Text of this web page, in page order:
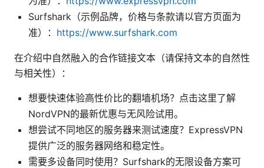
Surfshark（示例品牌，价格与条款请以官方页面为
准）： https://www.surfshark.com
在介绍中自然融入的合作链接文本（请保持文本的自然性
与相关性）：
想要快速体验高性价比的翻墙机场？点击这里了解
NordVPN的最新优惠与无风险试用。
想尝试不同地区的服务器来测试速度？ExpressVPN
提供广泛的服务器网络和稳定性。
需要多设备同时使用？Surfshark的无限设备方案可